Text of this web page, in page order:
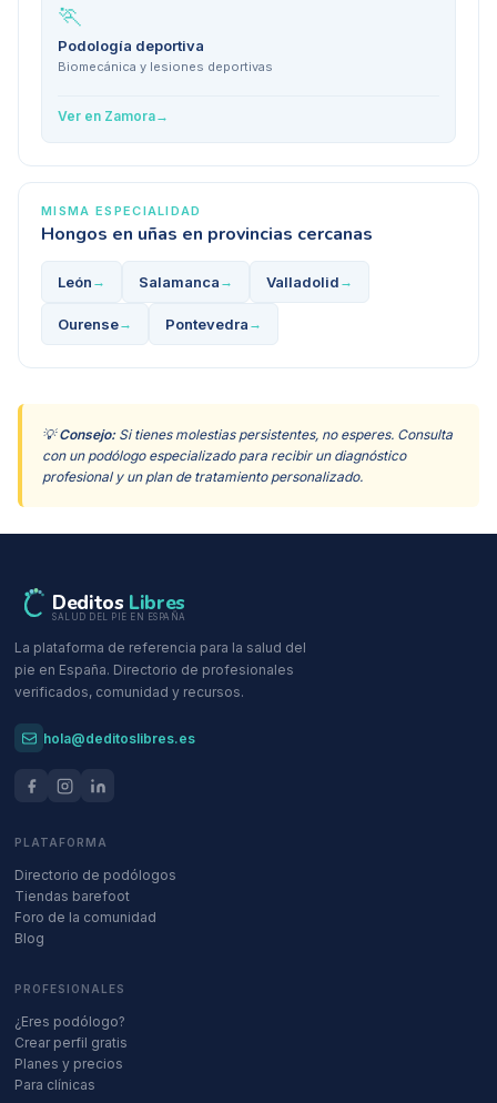
🏃
Podología deportiva
Biomecánica y lesiones deportivas
Ver en Zamora→
MISMA ESPECIALIDAD
Hongos en uñas en provincias cercanas
León → Salamanca → Valladolid →
Ourense→ Pontevedra →
💡Consejo:Si tienes molestias persistentes, no esperes. Consulta
con un podólogo especializado para recibir un diagnóstico
profesional y un plan de tratamiento personalizado.
Deditos Libres
SALUD DEL PIE EN ESPAÑA
La plataforma de referencia para la salud del
pie en España. Directorio de profesionales
verificados, comunidad y recursos.
hola@deditoslibres.es
PLATAFORMA
Directorio de podólogos
Tiendas barefoot
Foro de la comunidad
Blog
PROFESIONALES
¿Eres podólogo?
Crear perfil gratis
Planes y precios
Para clínicas